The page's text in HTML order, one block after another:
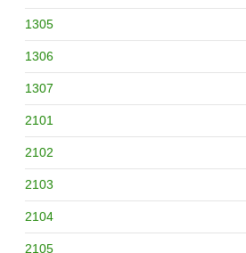
1305
1306
1307
2101
2102
2103
2104
2105